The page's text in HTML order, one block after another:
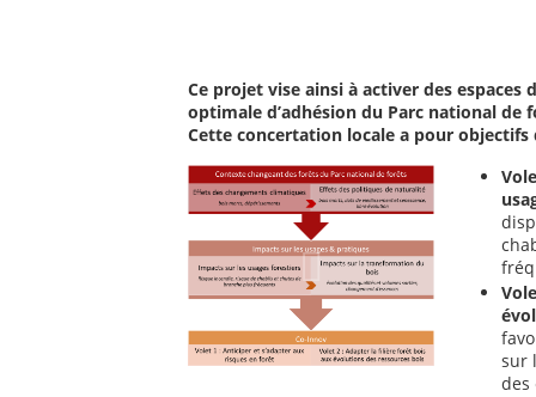
Ce projet vise ainsi à activer des espaces
optimale d’adhésion du Parc national de
Cette concertation locale a pour
sur
des